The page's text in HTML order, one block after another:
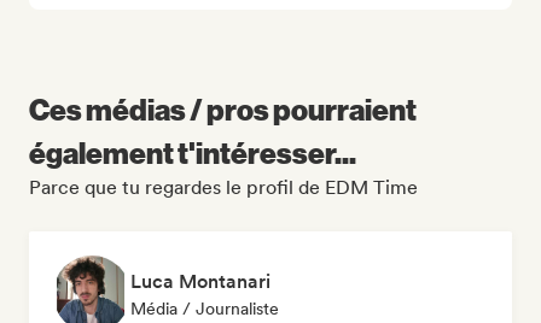
Ces médias / pros pourraient
également t'intéresser...
Parce que tu regardes le profil de EDM Time
Luca Montanari
Média / Journaliste